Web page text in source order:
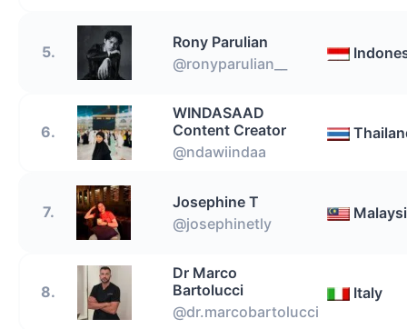
5.
Rony Parulian
@ronyparulian__
6.
WINDASAAD
Content Creator
@ndawiindaa
7.
Josephine T
@josephinetly
8.
Dr Marco
Bartolucci
@dr.marcobartolucci
Italy